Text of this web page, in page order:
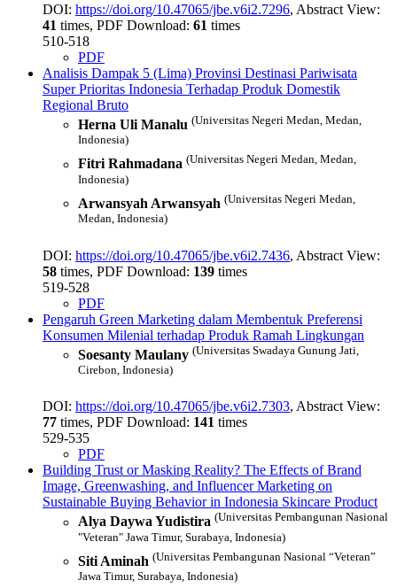
DOI: https://doi.org/10.47065/jbe.v6i2.7296, Abstract View:
41 times, PDF Download: 61 times
510-518
PDF
Analisis Dampak 5 (Lima) Provinsi Destinasi Pariwisata
Super Prioritas Indonesia Terhadap Produk Domestik
Regional Bruto
Herna Uli Manalu (Universitas Negeri Medan, Medan,
Indonesia)
Fitri Rahmadana (Universitas Negeri Medan, Medan,
Indonesia)
Arwansyah Arwansyah (Universitas Negeri Medan,
Medan, Indonesia)
DOI: https://doi.org/10.47065/jbe.v6i2.7436, Abstract View:
58 times, PDF Download: 139 times
519-528
PDF
Pengaruh Green Marketing dalam Membentuk Preferensi
Konsumen Milenial terhadap Produk Ramah Lingkungan
Soesanty Maulany (Universitas Swadaya Gunung Jati,
Cirebon, Indonesia)
DOI: https://doi.org/10.47065/jbe.v6i2.7303, Abstract View:
77 times, PDF Download: 141 times
529-535
PDF
Building Trust or Masking Reality? The Effects of Brand
Image, Greenwashing, and Influencer Marketing on
Sustainable Buying Behavior in Indonesia Skincare Product
Alya Daywa Yudistira (Universitas Pembangunan Nasional
"Veteran" Jawa Timur, Surabaya, Indonesia)
Siti Aminah (Universitas Pembangunan Nasional “Veteran”
Jawa Timur, Surabaya, Indonesia)